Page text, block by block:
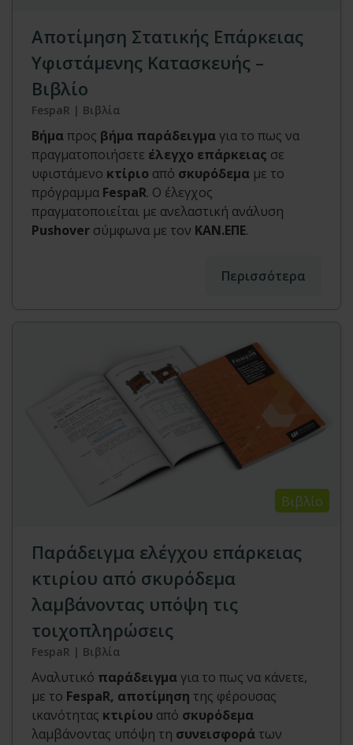
Αποτίμηση Στατικής Επάρκειας
Υφιστάμενης Κατασκευής –
Βιβλίο
FespaR | Βιβλία
Βήμαπρος βήμα παράδειγμαγια το πως να
πραγματοποιήσετε έλεγχο επάρκειας σε
υφιστάμενο κτίριο από σκυρόδεμα με το
πρόγραμμα FespaR. Ο έλεγχος
πραγματοποιείται με ανελαστική ανάλυση
Pushover σύμφωνα με τον ΚΑΝ.ΕΠΕ.
Περισσότερα
Βιβλίο
Παράδειγμα ελέγχου επάρκειας
κτιρίου από σκυρόδεμα
λαμβάνοντας υπόψη τις
τοιχοπληρώσεις
FespaR | Βιβλία
Αναλυτικό παράδειγμαγια το πως να κάνετε,
με το FespaR, αποτίμηση της φέρουσας
ικανότητας κτιρίου από σκυρόδεμα
λαμβάνοντας υπόψη τη συνεισφορά των